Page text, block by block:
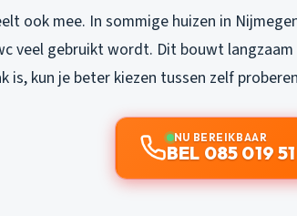
ook mee. In sommige huizen in
veel gebruikt wordt. Dit bouwt
is, kun je beter kiezen tussen zelf
NU BEREIKBAAR
BEL 085 019